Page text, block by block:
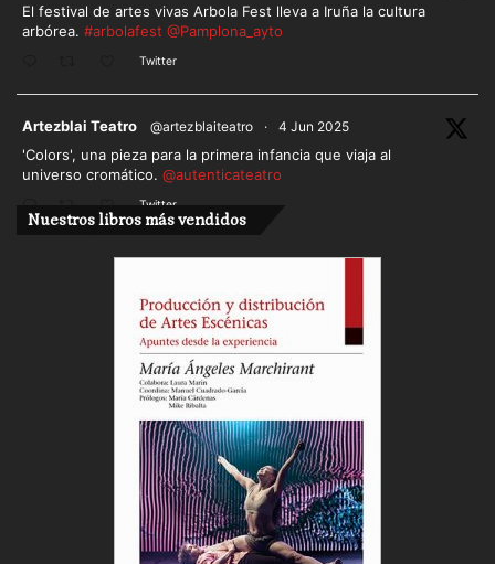
El festival de artes vivas Arbola Fest lleva a Iruña la cultura
arbórea. #arbolafest @Pamplona_ayto
Twitter
Artezblai Teatro @artezblaiteatro · 4 Jun 2025
'Colors', una pieza para la primera infancia que viaja al
universo cromático. @autenticateatro
Twitter
Cargar más
Nuestros libros más vendidos